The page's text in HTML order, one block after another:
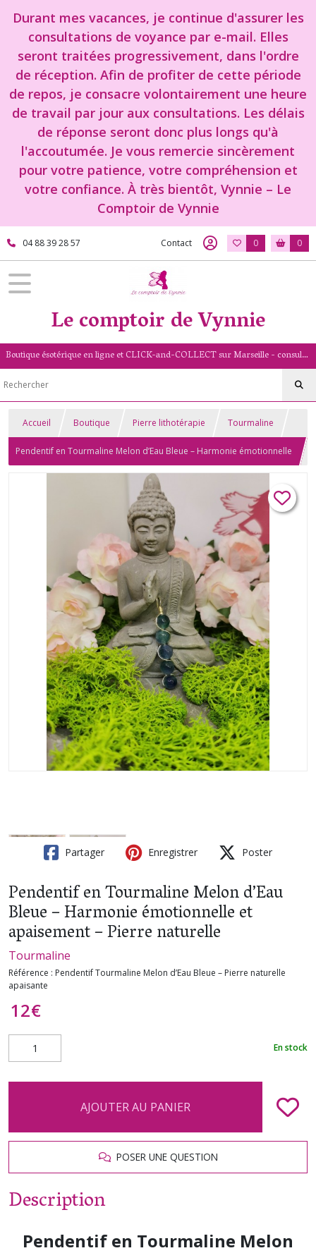
Durant mes vacances, je continue d'assurer les
consultations de voyance par e-mail. Elles
seront traitées progressivement, dans l'ordre
de réception. Afin de profiter de cette période
de repos, je consacre volontairement une heure
de travail par jour aux consultations. Les délais
de réponse seront donc plus longs qu'à
l'accoutumée. Je vous remercie sincèrement
pour votre patience, votre compréhension et
votre confiance. À très bientôt, Vynnie – Le
Comptoir de Vynnie
04 88 39 28 57 Contact 0 0
Le comptoir de Vynnie
Boutique ésotérique en ligne et CLICK-and-COLLECT sur Marseille - consultation de voyance par mail - livret numérologique (13/PACA)
Accueil Boutique Pierre lithotérapie Tourmaline
Pendentif en Tourmaline Melon d’Eau Bleue – Harmonie émotionnelle
Partager Enregistrer Poster
Pendentif en Tourmaline Melon d’Eau
Bleue – Harmonie émotionnelle et
apaisement – Pierre naturelle
Tourmaline
Référence : Pendentif Tourmaline Melon d’Eau Bleue – Pierre naturelle
apaisante
12€
En stock
AJOUTER AU PANIER
POSER UNE QUESTION
Description
Pendentif en Tourmaline Melon